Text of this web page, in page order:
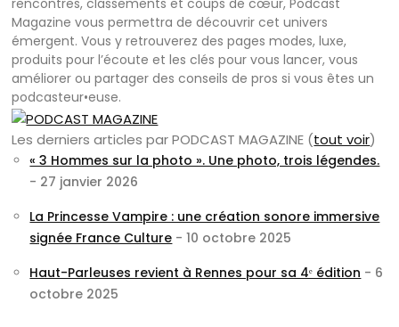
rencontres, classements et coups de cœur, Podcast
Magazine vous permettra de découvrir cet univers
émergent. Vous y retrouverez des pages modes, luxe,
produits pour l’écoute et les clés pour vous lancer, vous
améliorer ou partager des conseils de pros si vous êtes un
podcasteur•euse.
Les derniers articles par PODCAST MAGAZINE (tout voir)
« 3 Hommes sur la photo ». Une photo, trois légendes.
- 27 janvier 2026
La Princesse Vampire : une création sonore immersive
signée France Culture - 10 octobre 2025
Haut-Parleuses revient à Rennes pour sa 4ᵉ édition - 6
octobre 2025